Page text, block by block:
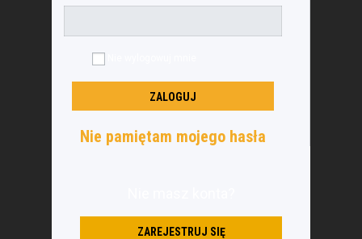
Nie pamiętam mojego hasła
ZAREJESTRUJ SIĘ